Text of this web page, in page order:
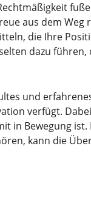
aus dem
die Ihre
dazu
und
verfügt.
in Bewegung
kann die